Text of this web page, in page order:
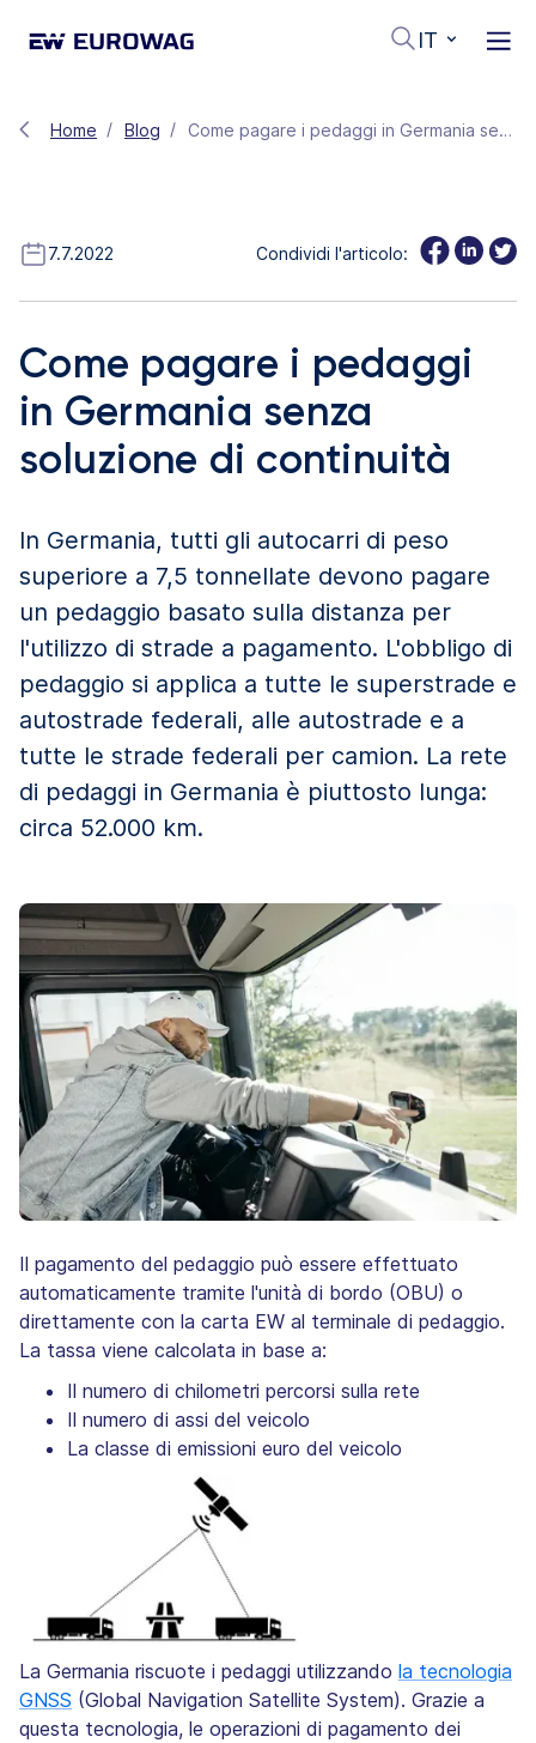
IT
Home Blog Come pagare i pedaggi in Germania senza soluzione di continuità
7.7.2022 Condividi l'articolo:
Come pagare i pedaggi
in Germania senza
soluzione di continuità
In Germania, tutti gli autocarri di peso
superiore a 7,5 tonnellate devono pagare
un pedaggio basato sulla distanza per
l'utilizzo di strade a pagamento. L'obbligo di
pedaggio si applica a tutte le superstrade e
autostrade federali, alle autostrade e a
tutte le strade federali per camion. La rete
di pedaggi in Germania è piuttosto lunga:
circa 52.000 km.
Il pagamento del pedaggio può essere effettuato
automaticamente tramite l'unità di bordo (OBU) o
direttamente con la carta EW al terminale di pedaggio.
La tassa viene calcolata in base a:
Il numero di chilometri percorsi sulla rete
Il numero di assi del veicolo
La classe di emissioni euro del veicolo
La Germania riscuote i pedaggi utilizzando la tecnologia
GNSS (Global Navigation Satellite System). Grazie a
questa tecnologia, le operazioni di pagamento dei